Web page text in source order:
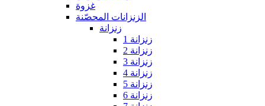
غزوة
الزنزانات المحصّنة
زنزانة
زنزانة 1
زنزانة 2
زنزانة 3
زنزانة 4
زنزانة 5
زنزانة 6